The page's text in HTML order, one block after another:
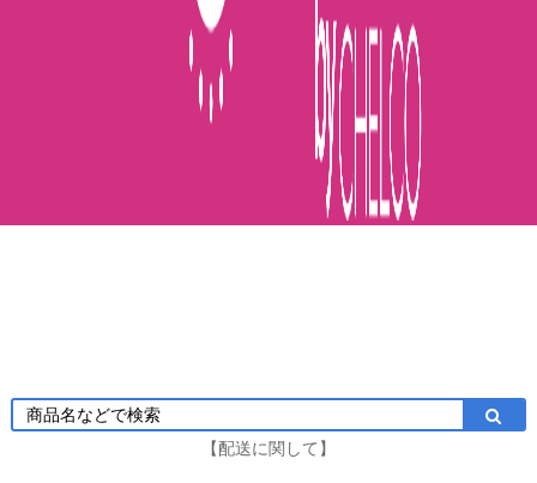
【配送に関して】